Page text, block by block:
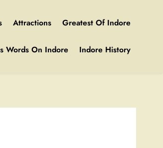
Attractions Greatest Of Indore
Words On Indore Indore History